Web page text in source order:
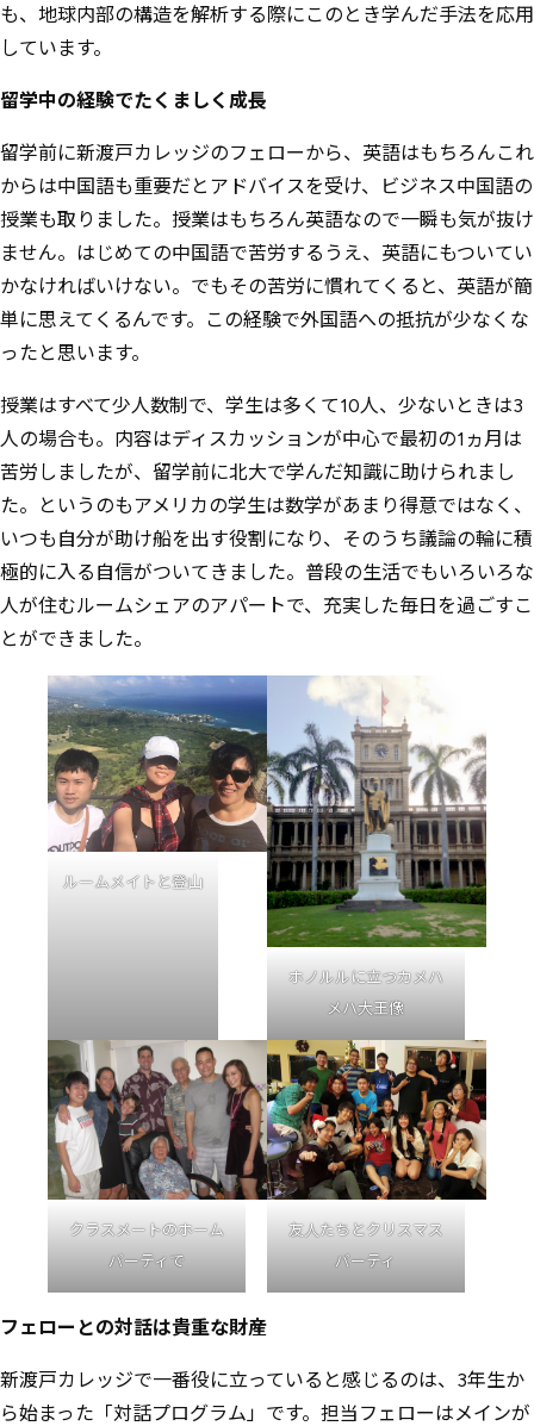
も、地球内部の構造を解析する際にこのとき学んだ手法を応用
しています。
留学中の経験でたくましく成長
留学前に新渡戸カレッジのフェローから、英語はもちろんこれ
からは中国語も重要だとアドバイスを受け、ビジネス中国語の
授業も取りました。授業はもちろん英語なので一瞬も気が抜け
ません。はじめての中国語で苦労するうえ、英語にもついてい
かなければいけない。でもその苦労に慣れてくると、英語が簡
単に思えてくるんです。この経験で外国語への抵抗が少なくな
ったと思います。
授業はすべて少人数制で、学生は多くて10人、少ないときは3
人の場合も。内容はディスカッションが中心で最初の1ヵ月は
苦労しましたが、留学前に北大で学んだ知識に助けられまし
た。というのもアメリカの学生は数学があまり得意ではなく、
いつも自分が助け船を出す役割になり、そのうち議論の輪に積
極的に入る自信がついてきました。普段の生活でもいろいろな
人が住むルームシェアのアパートで、充実した毎日を過ごすこ
とができました。
ルームメイトと登山
ホノルルに立つカメハ
メハ大王像
クラスメートのホーム
パーティで
友人たちとクリスマス
パーティ
フェローとの対話は貴重な財産
新渡戸カレッジで一番役に立っていると感じるのは、3年生か
ら始まった「対話プログラム」です。担当フェローはメインが